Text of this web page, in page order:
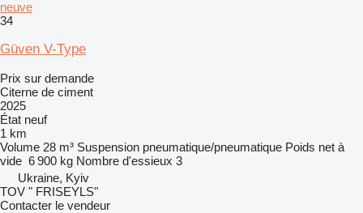
neuve
34
Güven V-Type
Prix sur demande
Citerne de ciment
2025
État neuf
1 km
Volume 28 m³ Suspension pneumatique/pneumatique Poids net à
vide 6 900 kg Nombre d'essieux 3
Ukraine, Kyiv
TOV " FRISEYLS"
Contacter le vendeur